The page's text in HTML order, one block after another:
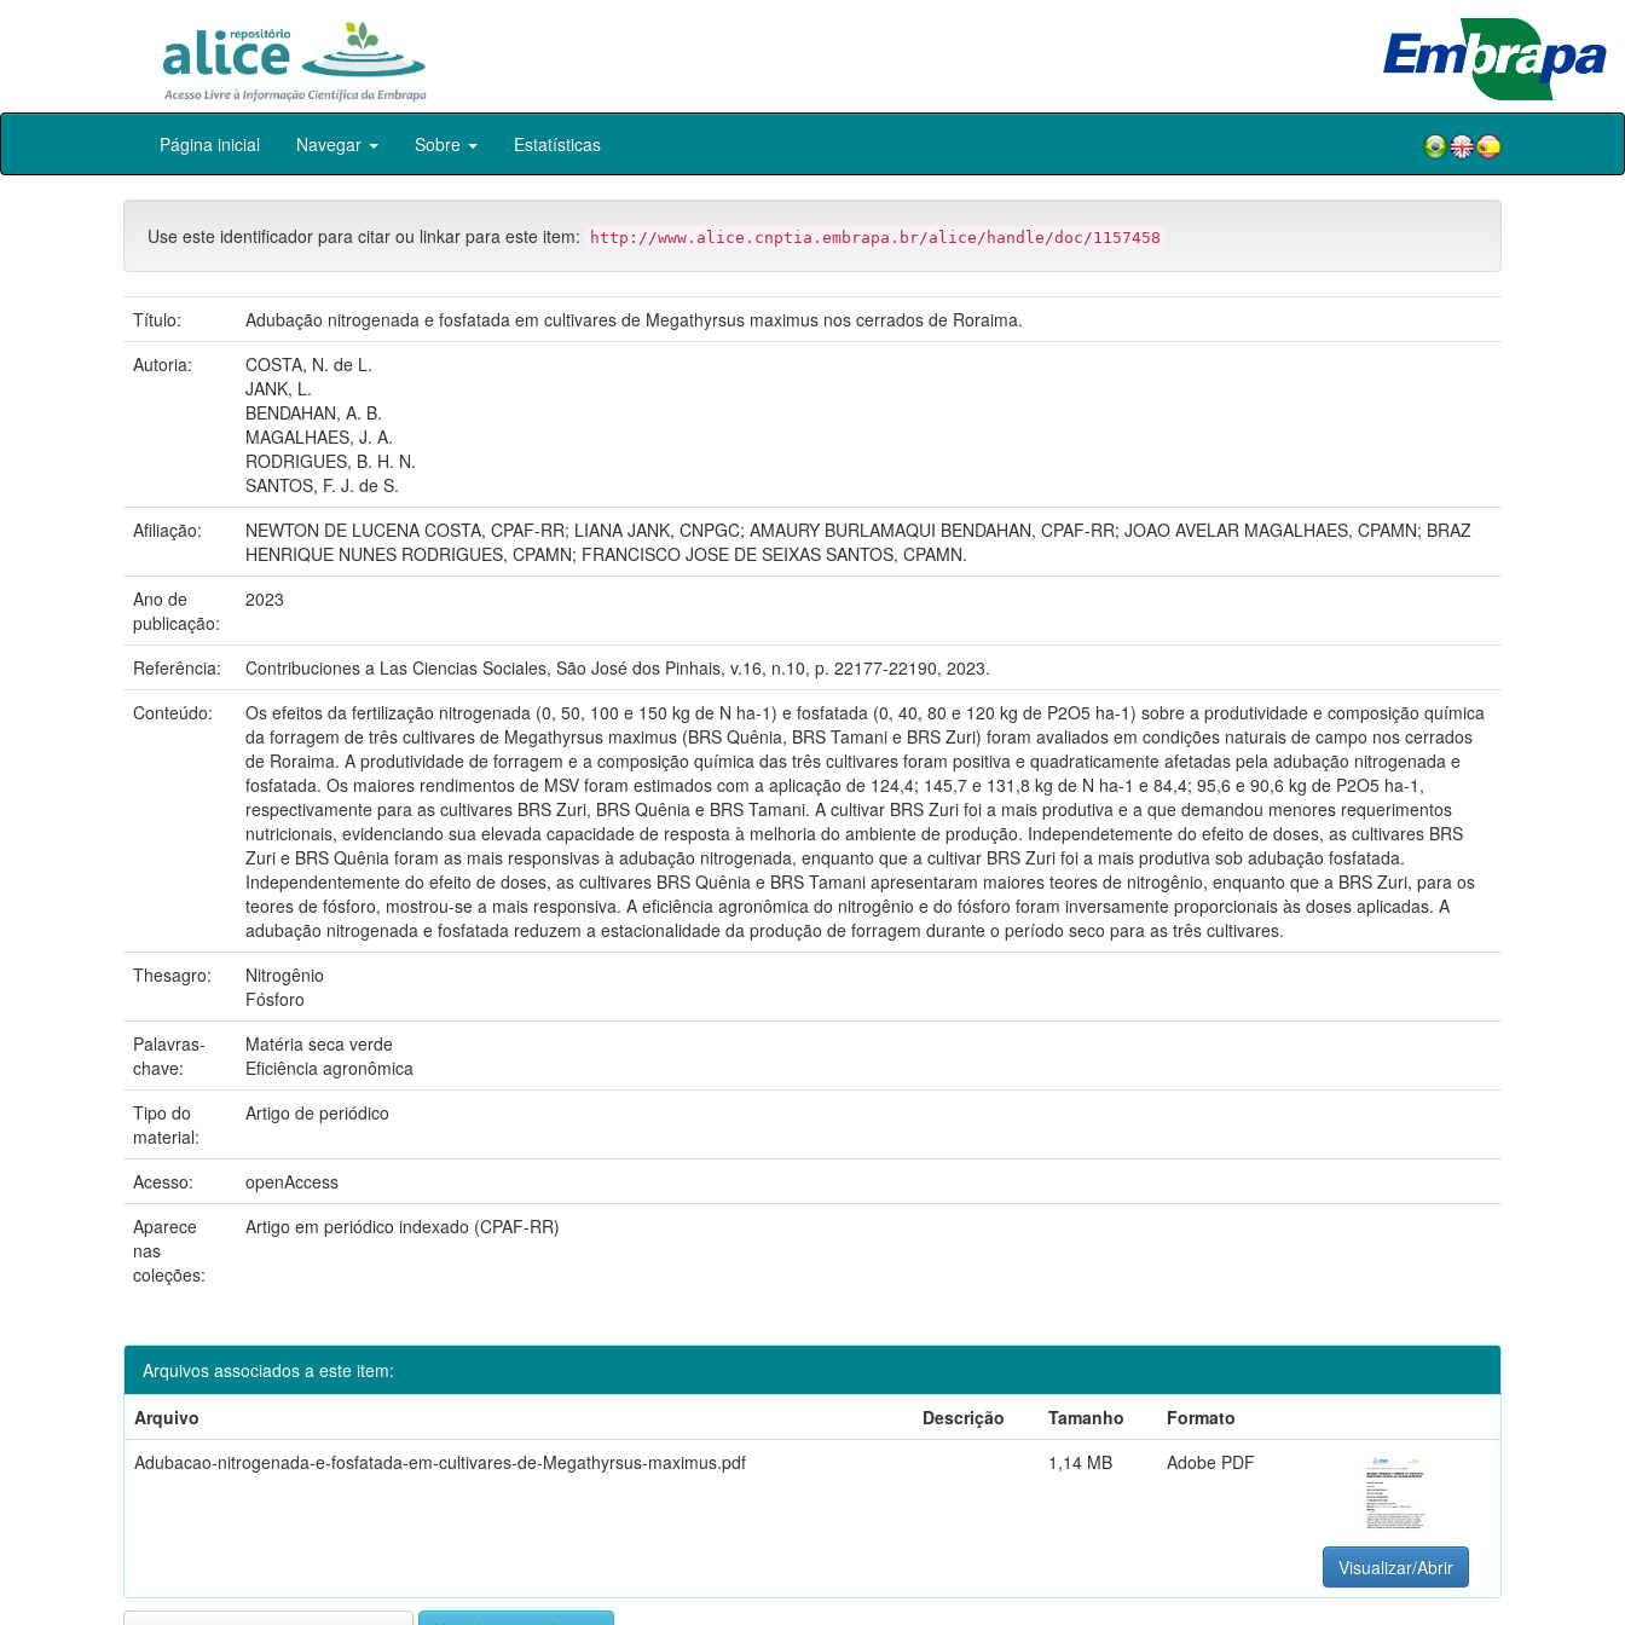
Skip
Página inicial Navegar Sobre Estatísticas
Use este identificador para citar ou linkar para este item: http://www.alice.cnptia.embrapa.br/alice/handle/doc/1157458
Título:
Adubação nitrogenada e fosfatada em cultivares de Megathyrsus maximus nos cerrados de Roraima.
Autoria:
COSTA, N. de L.
JANK, L.
BENDAHAN, A. B.
MAGALHAES, J. A.
RODRIGUES, B. H. N.
SANTOS, F. J. de S.
Afiliação:
NEWTON DE LUCENA COSTA, CPAF-RR; LIANA JANK, CNPGC; AMAURY BURLAMAQUI BENDAHAN, CPAF-RR; JOAO AVELAR MAGALHAES, CPAMN; BRAZ
HENRIQUE NUNES RODRIGUES, CPAMN; FRANCISCO JOSE DE SEIXAS SANTOS, CPAMN.
Ano de
publicação:
2023
Referência:
Contribuciones a Las Ciencias Sociales, São José dos Pinhais, v.16, n.10, p. 22177-22190, 2023.
Conteúdo:
Os efeitos da fertilização nitrogenada (0, 50, 100 e 150 kg de N ha-1) e fosfatada (0, 40, 80 e 120 kg de P2O5 ha-1) sobre a produtividade e composição química
da forragem de três cultivares de Megathyrsus maximus (BRS Quênia, BRS Tamani e BRS Zuri) foram avaliados em condições naturais de campo nos cerrados
de Roraima. A produtividade de forragem e a composição química das três cultivares foram positiva e quadraticamente afetadas pela adubação nitrogenada e
fosfatada. Os maiores rendimentos de MSV foram estimados com a aplicação de 124,4; 145,7 e 131,8 kg de N ha-1 e 84,4; 95,6 e 90,6 kg de P2O5 ha-1,
respectivamente para as cultivares BRS Zuri, BRS Quênia e BRS Tamani. A cultivar BRS Zuri foi a mais produtiva e a que demandou menores requerimentos
nutricionais, evidenciando sua elevada capacidade de resposta à melhoria do ambiente de produção. Independetemente do efeito de doses, as cultivares BRS
Zuri e BRS Quênia foram as mais responsivas à adubação nitrogenada, enquanto que a cultivar BRS Zuri foi a mais produtiva sob adubação fosfatada.
Independentemente do efeito de doses, as cultivares BRS Quênia e BRS Tamani apresentaram maiores teores de nitrogênio, enquanto que a BRS Zuri, para os
teores de fósforo, mostrou-se a mais responsiva. A eficiência agronômica do nitrogênio e do fósforo foram inversamente proporcionais às doses aplicadas. A
adubação nitrogenada e fosfatada reduzem a estacionalidade da produção de forragem durante o período seco para as três cultivares.
Thesagro:
Nitrogênio
Fósforo
Palavras-
chave:
Matéria seca verde
Eficiência agronômica
Tipo do
material:
Artigo de periódico
Acesso:
openAccess
Aparece
nas
coleções:
Artigo em periódico indexado (CPAF-RR)
Arquivos associados a este item:
Arquivo
Descrição Tamanho
Formato
Adubacao-nitrogenada-e-fosfatada-em-cultivares-de-Megathyrsus-maximus.pdf
1,14 MB Adobe PDF
Visualizar/Abrir